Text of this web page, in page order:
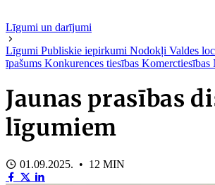
Līgumi un darījumi
Līgumi Publiskie iepirkumi Nodokļi Valdes
īpašums Konkurences tiesības Komerctiesības
Jaunas prasības
līgumiem
01.09.2025. • 12 MIN